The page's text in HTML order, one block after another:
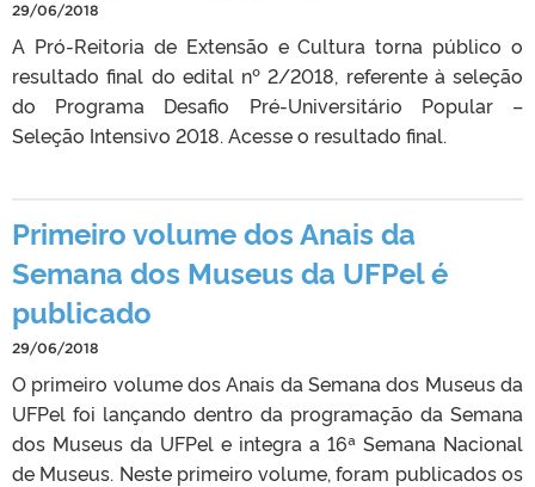
29/06/2018
A Pró-Reitoria de Extensão e Cultura torna público o
resultado final do edital nº 2/2018, referente à seleção
do Programa Desafio Pré-Universitário Popular –
Seleção Intensivo 2018. Acesse o resultado final.
Primeiro volume dos Anais da
Semana dos Museus da UFPel é
publicado
29/06/2018
O primeiro volume dos Anais da Semana dos Museus da
UFPel foi lançando dentro da programação da Semana
dos Museus da UFPel e integra a 16ª Semana Nacional
de Museus. Neste primeiro volume, foram publicados os